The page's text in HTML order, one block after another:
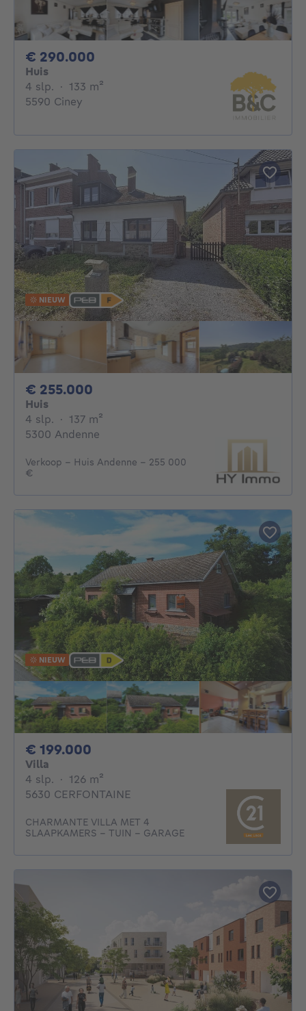
€ 290.000
Huis
4 slp. 4 slaapkamers
· 133 m²
5590 Ciney
NIEUW
€ 255.000
Huis
4 slp. 4 slaapkamers
· 137 m²
5300 Andenne
Verkoop - Huis Andenne - 255 000
€
NIEUW
€ 199.000
Villa
4 slp. 4 slaapkamers
· 126 m²
5630 CERFONTAINE
CHARMANTE VILLA MET 4
SLAAPKAMERS - TUIN - GARAGE